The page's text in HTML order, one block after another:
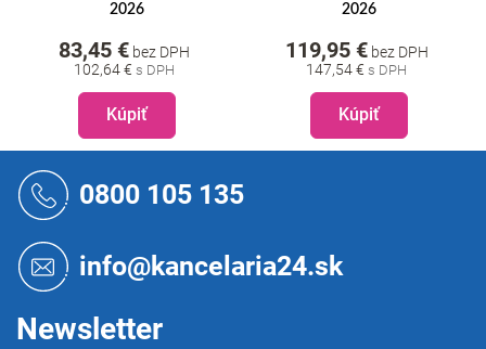
2026
102,64 €
83,45 € bez DPH
Kúpiť
2026
147,54 €
119,95 €bez DPH
Kúpiť
0800 105 135
info@kancelaria24.sk
Newsletter